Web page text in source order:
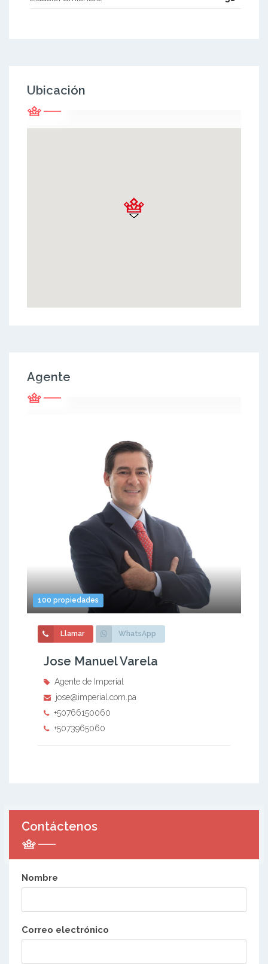
Ubicación
Agente
100 propiedades
Llamar WhatsApp
Jose Manuel Varela
Agente de Imperial
jose@imperial.com.pa
+50766150060
+5073965060
Contáctenos
Nombre
Correo electrónico